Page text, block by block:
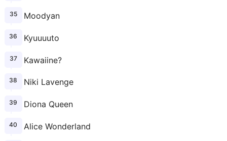
Moodyan
Kyuuuuto
Kawaiine?
Niki Lavenge
Diona Queen
Alice Wonderland